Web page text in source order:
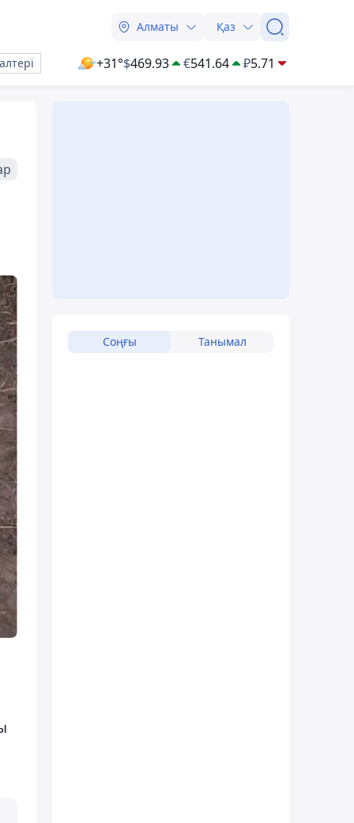
Алматы Қаз
+31°$469.93 €541.64 ₽5.71
Соңғы Танымал